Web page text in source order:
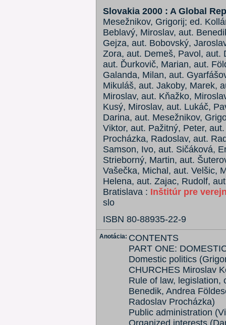
Slovakia 2000 : A Global
Mesežnikov, Grigorij; ed.
Beblavý, Miroslav, aut.
Gejza, aut. Bobovský,
Zora, aut. Demeš, Pavol, aut.
aut. Ďurkovič, Marian, aut.
Galanda, Milan, aut.
Mikuláš, aut. Jakoby, Marek,
Miroslav, aut. Kňažko,
Kusý, Miroslav, aut. Lukáč,
Darina, aut. Mesežnikov,
Viktor, aut. Pažitný, Peter,
Procházka, Radoslav, aut.
Samson, Ivo, aut. Sičáková,
Strieborný, Martin, aut.
Vašečka, Michal, aut. Velšic,
Helena, aut. Zajac, Rudolf,
Bratislava : Inštitúr pre
slo
ISBN 80-88935-22-9
Anotácia: CONTENTS
PART ONE:
Domestic politics
CHURCHES Miroslav
Rule of law, legislation,
Benedik, Andrea
Radoslav Procházka)
Public administration
Organized interests